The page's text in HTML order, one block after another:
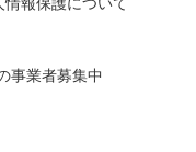
情報保護について
事業者募集中